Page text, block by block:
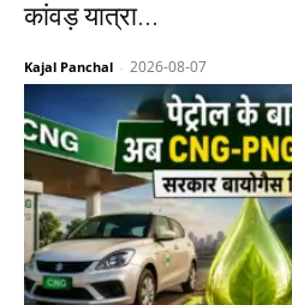
कांवड़ यात्रा...
Kajal Panchal - 2026-08-07